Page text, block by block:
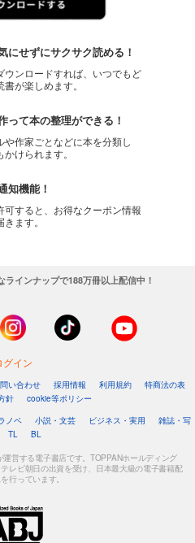
にせずにサクサク読める！
ウンロードすれば、いつでもど
書が楽しめます。
って本の整理ができる！
や作家ごとなどに本を分類し
けられます。
知機能！
可すると、お得なクーポン情報
ます。
インナップで188万冊以上配信中！
グイン
い合わせ 採用情報 利用規約
特商法の表
針
cookie等ポリシー
ノベ 小説・文芸 ビジネス・実用
雑誌・写
TL BL
営する電子書店です。TOPPANホールディング
レビ朝日の出資を受け、日本最大級の電子書籍配
行っています。